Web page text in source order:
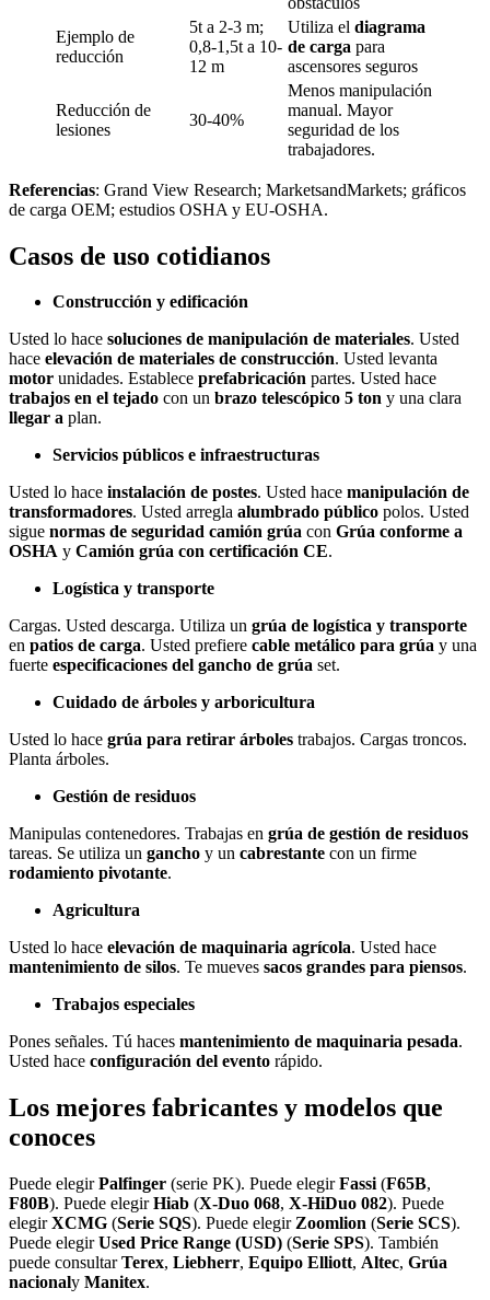
Ejemplo de
reducción
5t a 2-3 m;
0,8-1,5t a 10-
12 m
Utiliza el diagrama
de carga para
ascensores seguros
Reducción de
lesiones
30-40%
Menos manipulación
manual. Mayor
seguridad de los
trabajadores.
Referencias: Grand View Research; MarketsandMarkets; gráficos
de carga OEM; estudios OSHA y EU-OSHA.
Casos de uso cotidianos
Construcción y edificación
Usted lo hace soluciones de manipulación de materiales. Usted
hace elevación de materiales de construcción. Usted levanta
motor unidades. Establece prefabricación partes. Usted hace
trabajos en el tejado con un brazo telescópico 5 ton y una clara
llegar a plan.
Servicios públicos e infraestructuras
Usted lo hace instalación de postes. Usted hace manipulación de
transformadores. Usted arregla alumbrado público polos. Usted
sigue normas de seguridad camión grúa con Grúa conforme a
OSHA y Camión grúa con certificación CE.
Logística y transporte
Cargas. Usted descarga. Utiliza un grúa de logística y transporte
en patios de carga. Usted prefiere cable metálico para grúa y una
fuerte especificaciones del gancho de grúa set.
Cuidado de árboles y arboricultura
Usted lo hace grúa para retirar árboles trabajos. Cargas troncos.
Planta árboles.
Gestión de residuos
Manipulas contenedores. Trabajas en grúa de gestión de residuos
tareas. Se utiliza un gancho y un cabrestante con un firme
rodamiento pivotante.
Agricultura
Usted lo hace elevación de maquinaria agrícola. Usted hace
mantenimiento de silos. Te mueves sacos grandes para piensos.
Trabajos especiales
Pones señales. Tú haces mantenimiento de maquinaria pesada.
Usted hace configuración del evento rápido.
Los mejores fabricantes y modelos que
conoces
Puede elegirPalfinger (serie PK). Puede elegirFassi (F65B,
F80B). Puede elegirHiab (X-Duo 068, X-HiDuo 082). Puede
elegirXCMG (Serie SQS). Puede elegir Zoomlion (Serie SCS).
Puede elegirUsed Price Range (USD) (Serie SPS). También
puede consultarTerex, Liebherr, Equipo Elliott, Altec, Grúa
nacionaly Manitex.